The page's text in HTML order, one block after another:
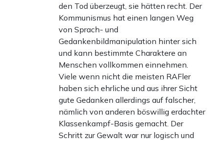
den Tod überzeugt, sie hätten recht. Der
Kommunismus hat einen langen Weg
von Sprach- und
Gedankenbildmanipulation hinter sich
und kann bestimmte Charaktere an
Menschen vollkommen einnehmen.
Viele wenn nicht die meisten RAFler
haben sich ehrliche und aus ihrer Sicht
gute Gedanken allerdings auf falscher,
nämlich von anderen böswillig erdachter
Klassenkampf-Basis gemacht. Der
Schritt zur Gewalt war nur logisch und